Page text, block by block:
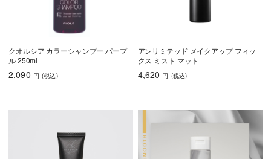
クオルシア カラーシャンプー パープ
ル 250ml
2,090 円 (税込)
アンリミテッド メイクアップ フィッ
クス ミスト マット
4,620 円 (税込)